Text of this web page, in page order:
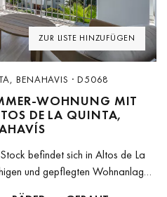
ZUR LISTE HINZUFÜGEN
BENAHAVIS · D5068
WOHNUNG MIT
DE LA QUINTA,
befindet sich in Altos de La
und gepflegten Wohnanlage.